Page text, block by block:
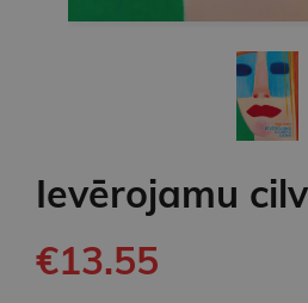
Ievērojamu
€13.55